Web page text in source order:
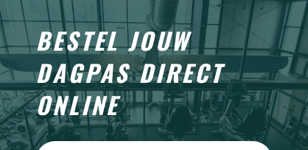
BESTEL JOUW
DAGPAS DIRECT
ONLINE